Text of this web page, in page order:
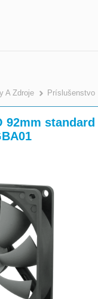
A Zdroje Príslušenstvo
92mm